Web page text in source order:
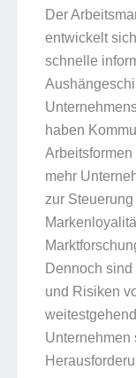
Der
entwickelt
schnelle
haben
mehr
zur
Dennoch
und Risiken
Unternehmen